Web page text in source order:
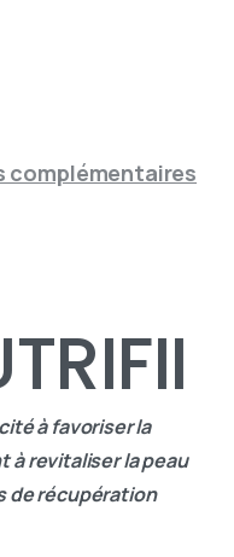
complémentaires
à favoriser la
à revitaliser la peau
de récupération